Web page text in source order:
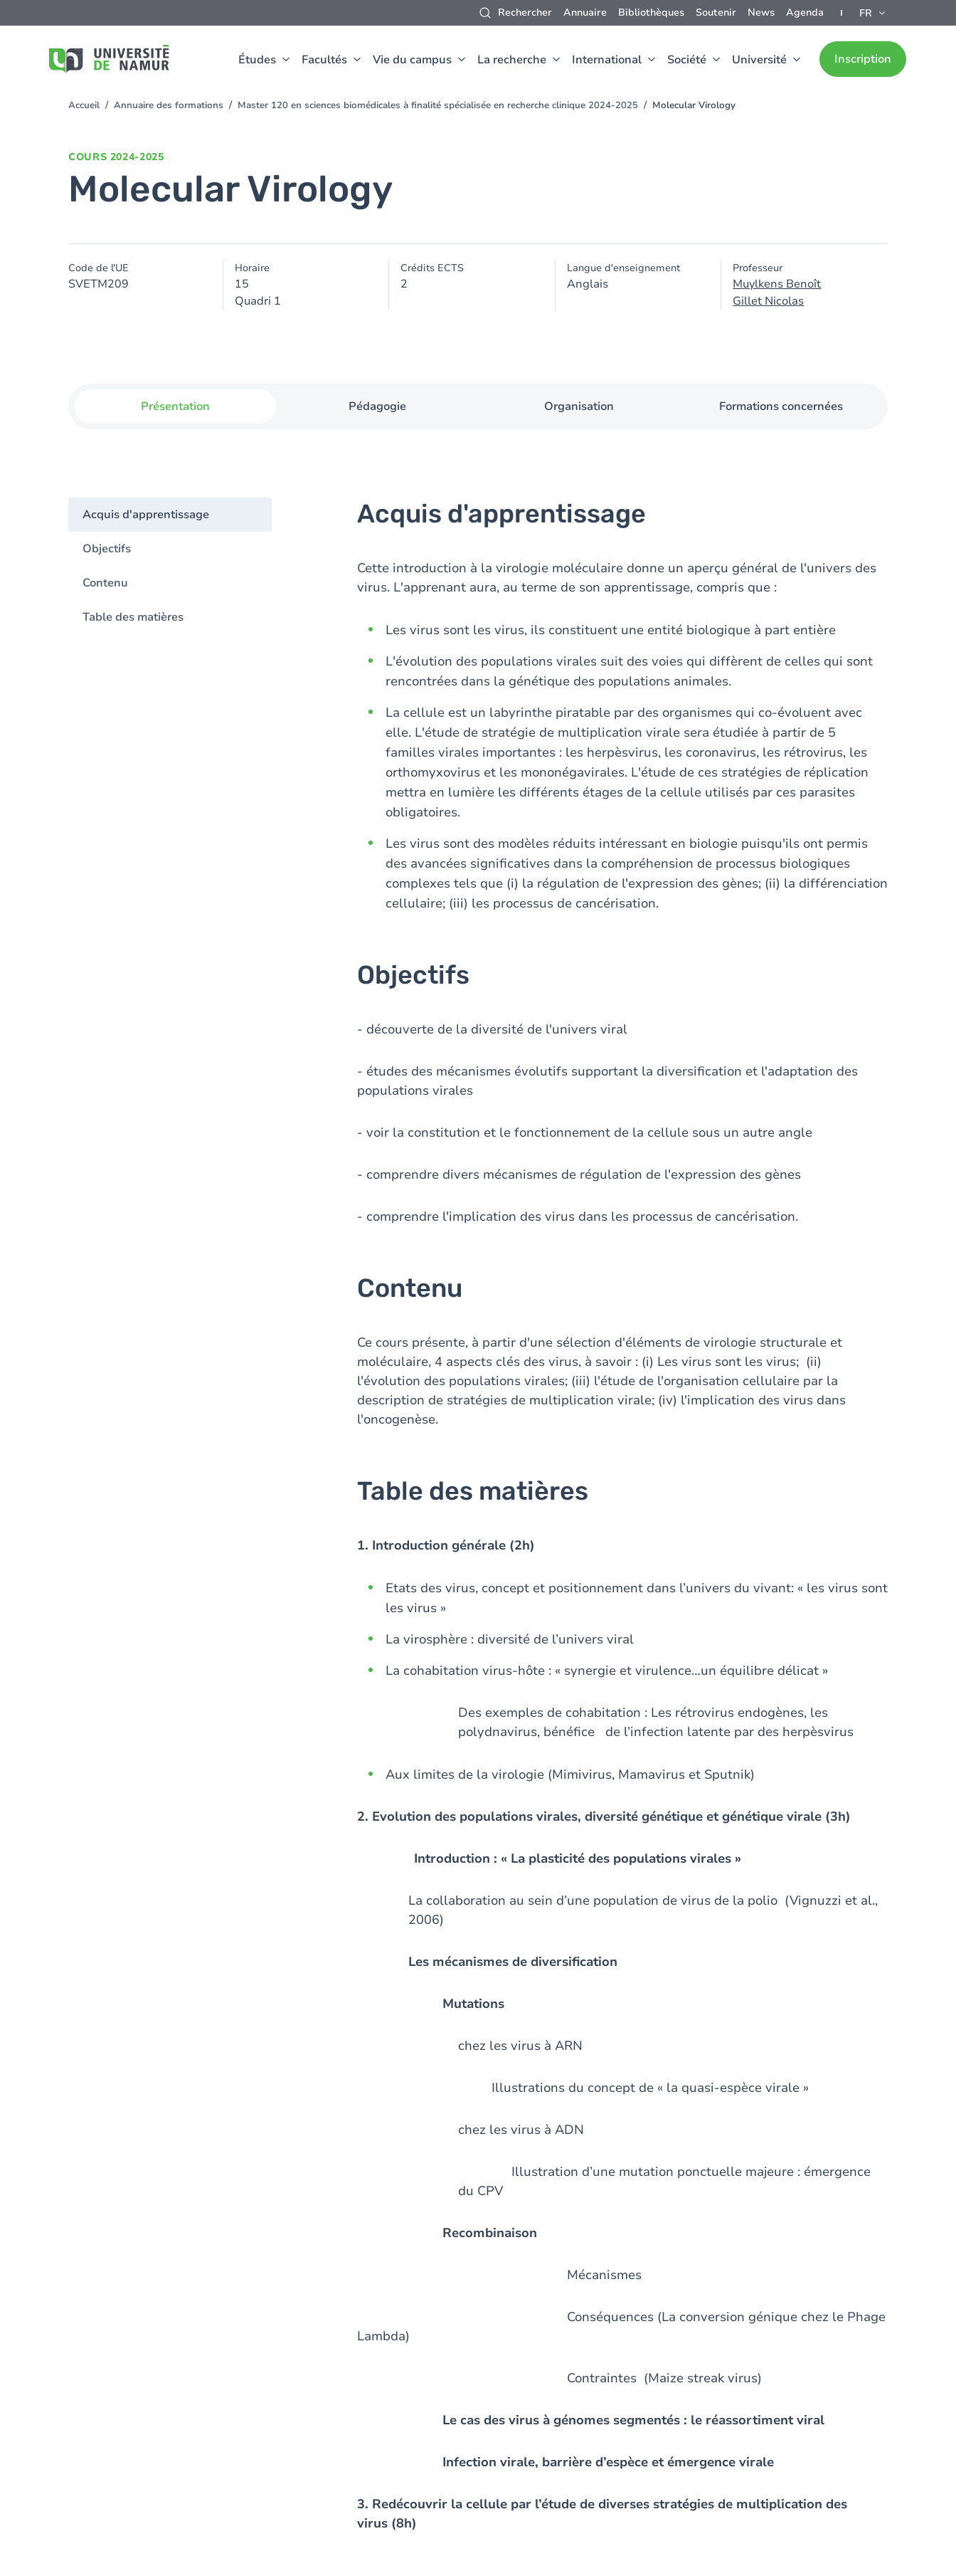
Rechercher Annuaire Bibliothèques Soutenir News Agenda FR
Études Facultés Vie du campus La recherche International Société Université Inscription
au
You
Accueil Annuaire des formations Master 120 en sciences biomédicales à finalité spécialisée en recherche clinique 2024-2025 Molecular Virology
COURS 2024-2025
Molecular Virology
Code de l'UE
SVETM209
Horaire
15
Quadri 1
Crédits ECTS
2
Langue d'enseignement
Anglais
Professeur
Muylkens Benoît
Gillet Nicolas
Présentation Pédagogie Organisation Formations concernées
Acquis d'apprentissage
Objectifs
Contenu
Table des matières
Acquis d'apprentissage
Cette introduction à la virologie moléculaire donne un aperçu général de l'univers des
virus. L'apprenant aura, au terme de son apprentissage, compris que :
Les virus sont les virus, ils constituent une entité biologique à part entière
L'évolution des populations virales suit des voies qui diffèrent de celles qui sont
rencontrées dans la génétique des populations animales.
La cellule est un labyrinthe piratable par des organismes qui co-évoluent avec
elle. L'étude de stratégie de multiplication virale sera étudiée à partir de 5
familles virales importantes : les herpèsvirus, les coronavirus, les rétrovirus, les
orthomyxovirus et les mononégavirales. L'étude de ces stratégies de réplication
mettra en lumière les différents étages de la cellule utilisés par ces parasites
obligatoires.
Les virus sont des modèles réduits intéressant en biologie puisqu'ils ont permis
des avancées significatives dans la compréhension de processus biologiques
complexes tels que (i) la régulation de l'expression des gènes; (ii) la différenciation
cellulaire; (iii) les processus de cancérisation.
Objectifs
- découverte de la diversité de l'univers viral
- études des mécanismes évolutifs supportant la diversification et l'adaptation des
populations virales
- voir la constitution et le fonctionnement de la cellule sous un autre angle
- comprendre divers mécanismes de régulation de l'expression des gènes
- comprendre l'implication des virus dans les processus de cancérisation.
Contenu
Ce cours présente, à partir d'une sélection d'éléments de virologie structurale et
moléculaire, 4 aspects clés des virus, à savoir : (i) Les virus sont les virus; (ii)
l'évolution des populations virales; (iii) l'étude de l'organisation cellulaire par la
description de stratégies de multiplication virale; (iv) l'implication des virus dans
l'oncogenèse.
Table des matières
1. Introduction générale (2h)
Etats des virus, concept et positionnement dans l’univers du vivant: « les virus sont
les virus »
La virosphère : diversité de l’univers viral
La cohabitation virus-hôte : « synergie et virulence…un équilibre délicat »
Des exemples de cohabitation : Les rétrovirus endogènes, les
polydnavirus, bénéfice de l’infection latente par des herpèsvirus
Aux limites de la virologie (Mimivirus, Mamavirus et Sputnik)
2. Evolution des populations virales, diversité génétique et génétique virale (3h)
Introduction : « La plasticité des populations virales »
La collaboration au sein d’une population de virus de la polio (Vignuzzi et al.,
2006)
Les mécanismes de diversification
Mutations
chez les virus à ARN
Illustrations du concept de « la quasi-espèce virale »
chez les virus à ADN
Illustration d’une mutation ponctuelle majeure : émergence
du CPV
Recombinaison
Mécanismes
Conséquences (La conversion génique chez le Phage
Lambda)
Contraintes (Maize streak virus)
Le cas des virus à génomes segmentés : le réassortiment viral
Infection virale, barrière d’espèce et émergence virale
3. Redécouvrir la cellule par l’étude de diverses stratégies de multiplication des
virus (8h)